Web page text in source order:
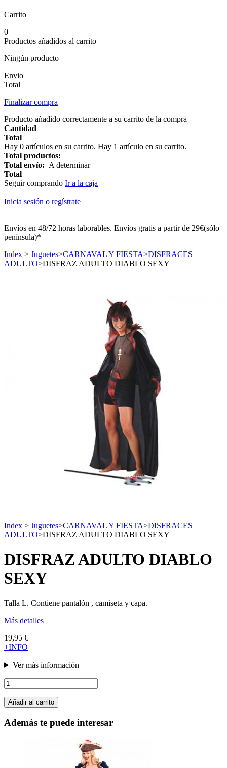
Carrito
0
Productos añadidos al carrito
Ningún producto
Envio
Total
Finalizar compra
Producto añadido correctamente a su carrito de la compra
Cantidad
Total
Hay 0 artículos en su carrito. Hay 1 artículo en su carrito.
Total productos:
Total envío: A determinar
Total
Seguir comprando Ir a la caja
|
Inicia sesión o regístrate
|
Envíos en 48/72 horas laborables. Envíos gratis a partir de 29€(sólo
península)*
Index > Juguetes>CARNAVAL Y FIESTA>DISFRACES
ADULTO>DISFRAZ ADULTO DIABLO SEXY
Index > Juguetes>CARNAVAL Y FIESTA>DISFRACES
ADULTO>DISFRAZ ADULTO DIABLO SEXY
DISFRAZ ADULTO DIABLO
SEXY
Talla L. Contiene pantalón , camiseta y capa.
Más detalles
19,95 €
+INFO
Ver más información
Añadir al carrito
Además te puede interesar